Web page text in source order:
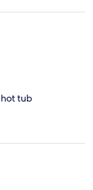
hot tub